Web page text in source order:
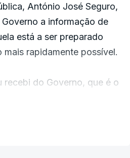
António José Seguro,
a informação de
está a ser preparado
mais rapidamente possível.
recebi do Governo, que é o